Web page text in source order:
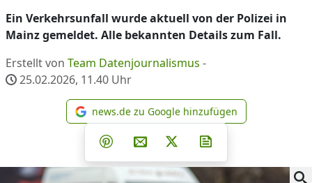
Ein Verkehrsunfall wurde aktuell von der Polizei in
Mainz gemeldet. Alle bekannten Details zum Fall.
Erstellt von Team Datenjournalismus -
25.02.2026, 11.40 Uhr
news.de zu Google
news.de zu Google hinzufügen
Teilen auf Facebook
Teilen auf Whatsapp
Teilen auf Telegram
Teilen auf Pinterest
Per E-Mail teilen
Post auf X